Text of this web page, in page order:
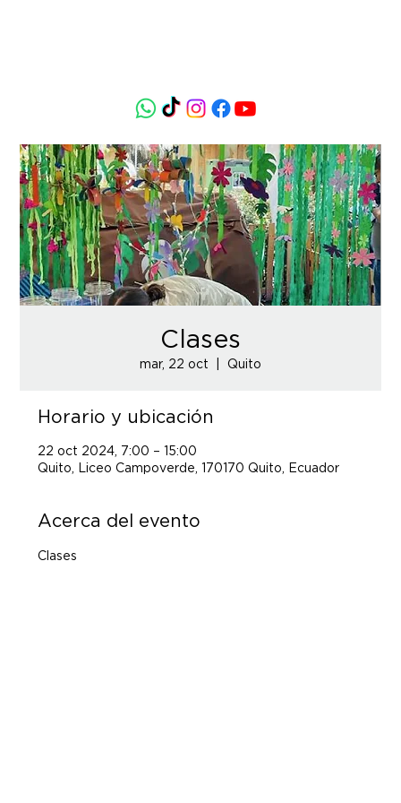
Clases
mar, 22 oct Quito
Horario y ubicación
22 oct 2024, 7:00 – 15:00
Quito, Liceo Campoverde, 170170 Quito, Ecuador
Acerca del evento
Clases